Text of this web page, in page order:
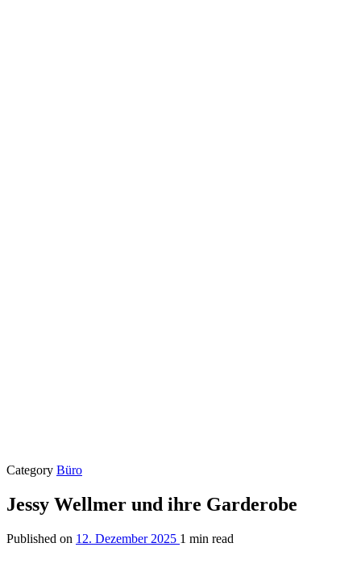
Category Büro
Jessy Wellmer und ihre Garderobe
Published on 12. Dezember 2025 1 min read